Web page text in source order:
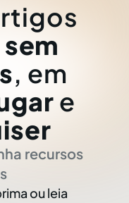
sem
, em
e
recursos
ou leia